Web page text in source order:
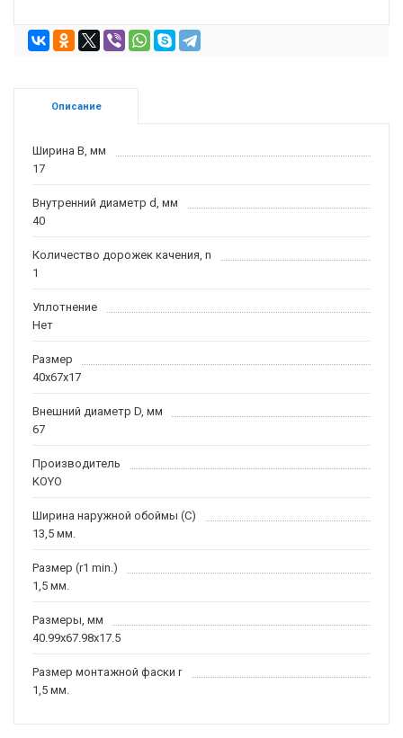
Описание
Ширина B, мм
17
Внутренний диаметр d, мм
40
Количество дорожек качения, n
1
Уплотнение
Нет
Размер
40x67x17
Внешний диаметр D, мм
67
Производитель
KOYO
Ширина наружной обоймы (C)
13,5 мм.
Размер (r1 min.)
1,5 мм.
Размеры, мм
40.99x67.98x17.5
Размер монтажной фаски r
1,5 мм.